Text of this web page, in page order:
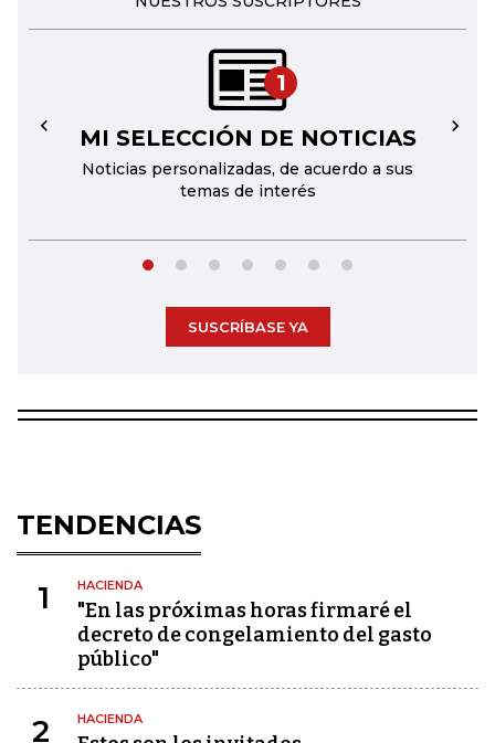
1
MI SELECCIÓN DE NOTICIAS
Noticias personalizadas, de acuerdo a sus
temas de interés
← →
SUSCRÍBASE YA
TENDENCIAS
1 HACIENDA
"En las próximas horas firmaré el
decreto de congelamiento del gasto
público"
2 HACIENDA